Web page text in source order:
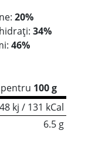
20%
34%
46%
100 g
kj / 131 kCal
6.5 g